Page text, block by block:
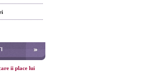
ii place lui